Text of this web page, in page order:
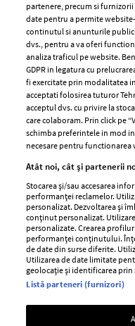
ELLE Style
2024
Despre ELLE
Romania
Contact
Abonamente
GSP
Unica
Baby
Retete
Pariază responsabil!
Jocurile de
partenere, precum si
date pentru a permite
continutul si anunturile
dvs., pentru a va oferi
analiza traficul pe website.
GDPR in legatura cu
fi exercitate prin modalitatea
acceptati folosirea tuturor
acceptul dvs. cu privire la
care colaboram. Prin click pe
schimba preferintele in mod
necesare pentru functionarea
Atât noi, cât și partenerii
Stocarea și/sau accesarea
performanței reclamelor.
personalizat. Dezvoltarea și
conținut personalizat.
personalizate. Crearea
performanței conținutului.
de date din surse diferite.
Utilizarea de date limitate
geolocație și identificarea
Listă parteneri (furnizori)